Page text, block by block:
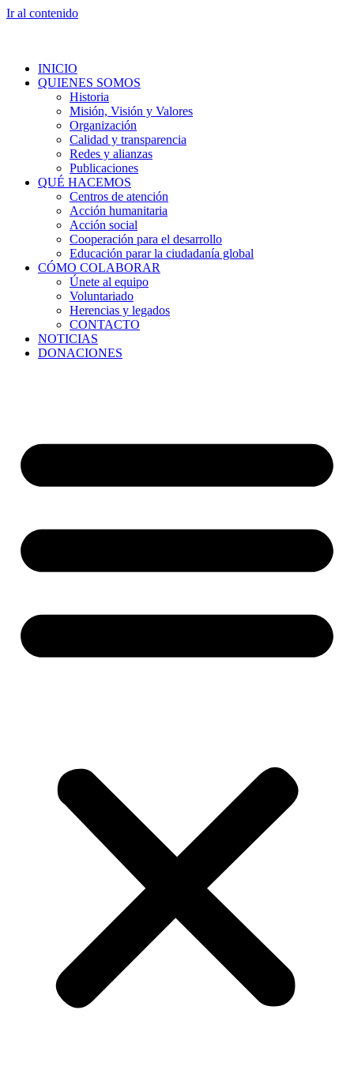
Ir al contenido
INICIO
QUIENES SOMOS
Historia
Misión, Visión y Valores
Organización
Calidad y transparencia
Redes y alianzas
Publicaciones
QUÉ HACEMOS
Centros de atención
Acción humanitaria
Acción social
Cooperación para el desarrollo
Educación parar la ciudadanía global
CÓMO COLABORAR
Únete al equipo
Voluntariado
Herencias y legados
CONTACTO
NOTICIAS
DONACIONES